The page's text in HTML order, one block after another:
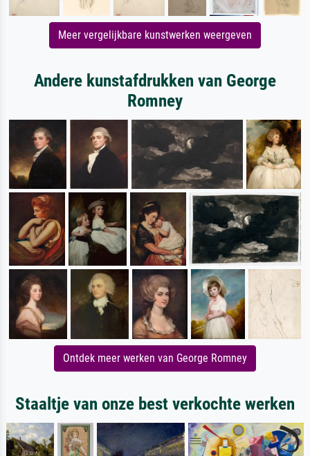
Meer vergelijkbare kunstwerken weergeven
Andere kunstafdrukken van George
Romney
Ontdek meer werken van George Romney
Staaltje van onze best verkochte werken